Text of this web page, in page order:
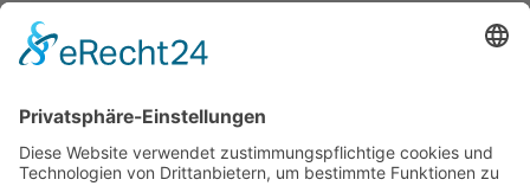
Accessoires
Kleider
Homewear
Jacken & Mäntel